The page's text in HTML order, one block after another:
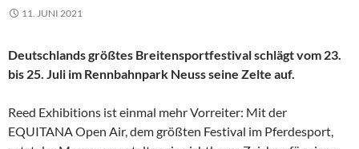
11. JUNI 2021
Deutschlands größtes Breitensportfestival schlägt vom 23.
bis 25. Juli im Rennbahnpark Neuss seine Zelte auf.
Reed Exhibitions ist einmal mehr Vorreiter: Mit der
EQUITANA Open Air, dem größten Festival im Pferdesport,